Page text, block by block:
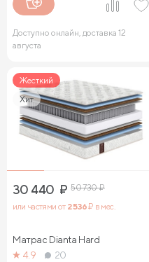
Доступно онлайн, доставка 12
августа
Жесткий
Хит
30 440 ₽ 50 730₽
или частями от 2 536₽ в мес.
Матрас Dianta Hard
4.9
20